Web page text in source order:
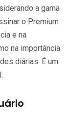
a gama
o Premium
e na
na importância
diárias. É um